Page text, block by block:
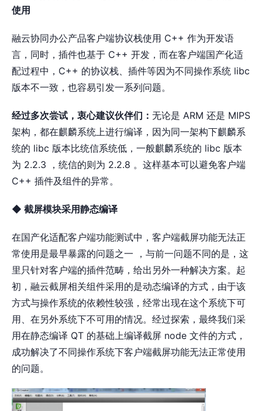
使用
融云协同办公产品客户端协议栈使用 C++ 作为开发语
言，同时，插件也基于 C++ 开发，而在客户端国产化适
配过程中，C++ 的协议栈、插件等因为不同操作系统 libc
版本不⼀致，也容易引发一系列问题。
经过多次尝试，衷心建议伙伴们： 无论是 ARM 还是 MIPS
架构，都在麒麟系统上进行编译，因为同一架构下麒麟系
统的 libc 版本比统信系统低，一般麒麟系统的 libc 版本
为 2.2.3 ，统信的则为 2.2.8 。这样基本可以避免客户端
C++ 插件及组件的异常。
◆ 截屏模块采用静态编译
在国产化适配客户端功能测试中，客户端截屏功能⽆法正
常使⽤是最早暴露的问题之⼀ ，与前一问题不同的是，这
里只针对客户端的插件范畴，给出另外一种解决方案。起
初，融云截屏相关组件采用的是动态编译的⽅式，由于该
⽅式与操作系统的依赖性较强，经常出现在这个系统下可
用、在另外系统下不可⽤的情况。经过探索，最终我们采
用在静态编译 QT 的基础上编译截屏 node ⽂件的方式，
成功解决了不同操作系统下客户端截屏功能无法正常使用
的问题。